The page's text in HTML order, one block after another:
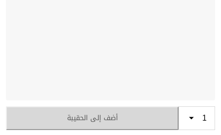
أضف إلى الحقيبة